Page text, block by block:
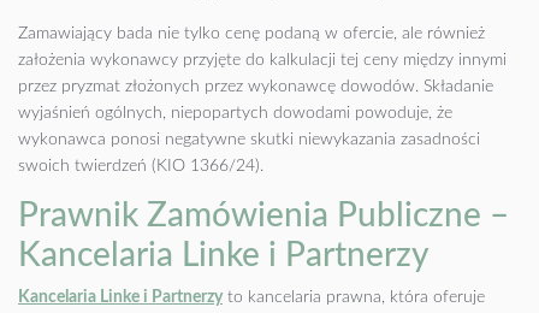
Zamawiający bada nie tylko cenę podaną w ofercie, ale również
założenia wykonawcy przyjęte do kalkulacji tej ceny między innymi
przez pryzmat złożonych przez wykonawcę dowodów. Składanie
wyjaśnień ogólnych, niepopartych dowodami powoduje, że
wykonawca ponosi negatywne skutki niewykazania zasadności
swoich twierdzeń (KIO 1366/24).
Prawnik Zamówienia Publiczne –
Kancelaria Linke i Partnerzy
Kancelaria Linke i Partnerzy to kancelaria prawna, która oferuje